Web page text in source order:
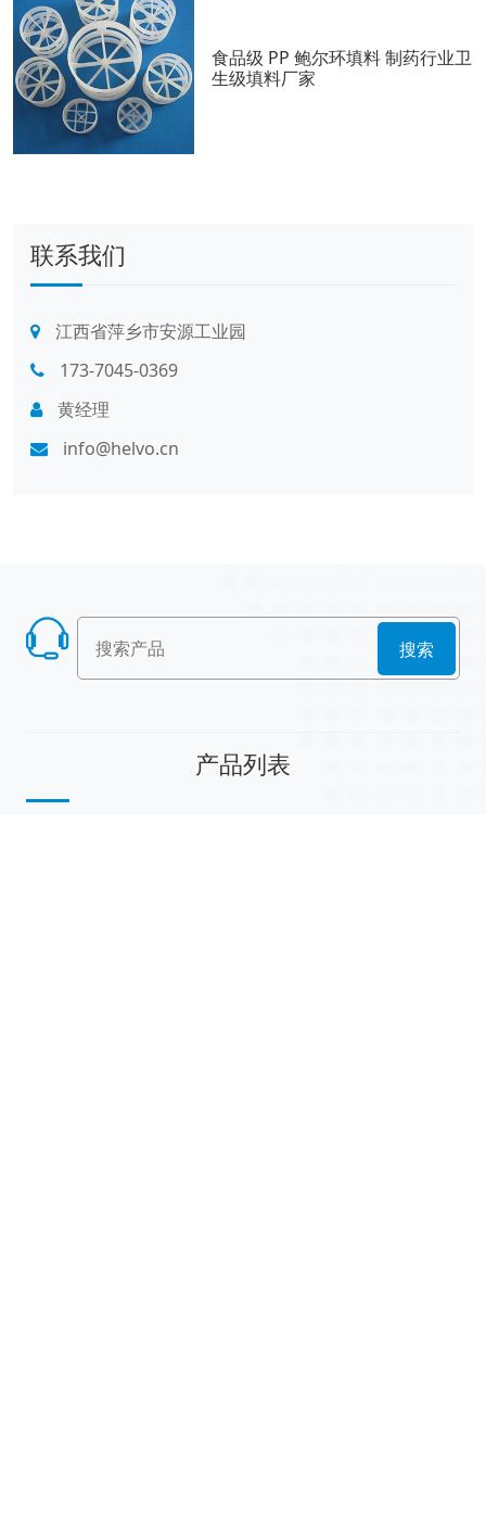
食品级 PP 鲍尔环填料 制药行业卫
生级填料厂家
联系我们
江西省萍乡市安源工业园
173-7045-0369
黄经理
info@helvo.cn
搜索
产品列表